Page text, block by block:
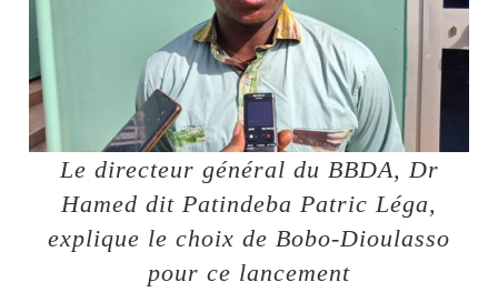
Le directeur général du BBDA, Dr
Hamed dit Patindeba Patric Léga,
explique le choix de Bobo-Dioulasso
pour ce lancement